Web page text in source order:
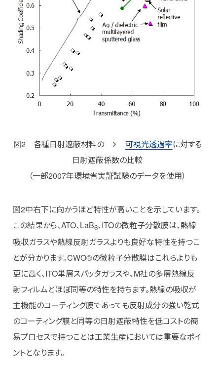
図2 各種日射遮蔽材料の 可視光透過率に対する
日射遮蔽係数の比較
（一部2007年環境省実証試験のデータを使用）
図2中右下に向かうほど特性が高いことを示しています。
この結果から、ATO、LaB6、ITOの微粒子分散膜は、熱線
吸収ガラスや熱線反射ガラスよりも良好な特性を持つこ
とが分かります。CWO®の微粒子分散膜はこれらよりも
更に高く、ITO単層スパッタガラスや、M社の多層熱線反
射フィルムとほぼ同等の特性を持ちます。熱線の吸収が
主機能のコーティング膜であっても反射成分の強い乾式
のコーティング膜と同等の日射遮蔽特性を低コストの簡
易プロセスで持つことは工業生産においては重要なポイ
ントとなります。